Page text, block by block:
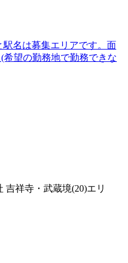
名は募集エリアです。面
望の勤務地で勤務できな
吉祥寺・武蔵境(20)エリ